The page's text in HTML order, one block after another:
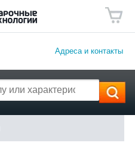
Адреса и контакты